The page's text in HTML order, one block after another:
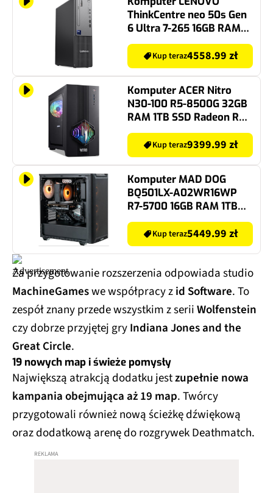
ThinkCentre neo 50s Gen
6 Ultra 7-265 16GB RAM
512GB SSD DVD Wi-Fi
Windows 11 Professional
Kup teraz4558.99 zł
Komputer ACER Nitro
N30-100 R5-8500G 32GB
RAM 1TB SSD Radeon RX
9070 XT Wi-Fi
Kup teraz9399.99 zł
Komputer MAD DOG
BQ501LX-A02WR16WP
R7-5700 16GB RAM 1TB
SSD GeForce RTX5060
DLSS 4.5 Wi-Fi Windows
11 Professional
Kup teraz5449.99 zł
Za przygotowanie rozszerzenia odpowiada studio
MachineGameswe współpracy zid Software. To
zespół znany przede wszystkim z seriiWolfenstein
czy dobrze przyjętej gryIndiana Jones and the
Great Circle.
19 nowych map i świeże pomysły
Największą atrakcją dodatku jestzupełnie nowa
kampania obejmująca aż 19 map. Twórcy
przygotowali również nową ścieżkę dźwiękową
oraz dodatkową arenę do rozgrywek Deathmatch.